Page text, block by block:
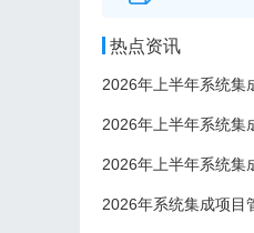
热点资讯
2026年系统集成项目